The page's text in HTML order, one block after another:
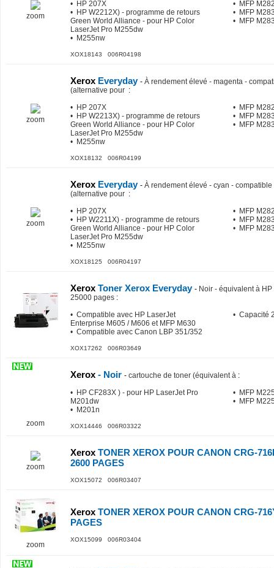
zoom
• HP 207X
• HP W2212X) - programme de retours
Green World Alliance - pour HP Color
LaserJet Pro M255dw
• M255nw
• MFP
• MFP
• MFP
XOX18143 006R04198
zoom
Xerox Everyday - À rendement élevé - magenta -
(alternative pour :
• HP 207X
• HP W2213X) - programme de retours
Green World Alliance - pour HP Color
LaserJet Pro M255dw
• M255nw
• MFP
• MFP
• MFP
XOX18132 006R04199
zoom
Xerox Everyday - À rendement élevé - cyan -
(alternative pour :
• HP 207X
• HP W2211X) - programme de retours
Green World Alliance - pour HP Color
LaserJet Pro M255dw
• M255nw
• MFP
• MFP
• MFP
XOX18125 006R04197
Xerox Toner Xerox Everyday - Noir - équivalent à
25000 pages :
• Compatible avec HP LaserJet
Enterprise M605 / M606 et MFP M630
• Compatible avec Canon LBP 351/352
• Capacité
XOX17262 006R03649
zoom
Xerox - Noir - cartouche de toner (équivalent à :
• HP CF283X ) - pour HP LaserJet Pro
M201dw
• M201n
• MFP
• MFP
XOX14446 006R03322
zoom
Xerox TONER XEROX POUR CANON CRG-
2600 PAGES
XOX15072 006R03407
zoom
Xerox TONER XEROX POUR CANON CRG-
PAGES
XOX15099 006R03404